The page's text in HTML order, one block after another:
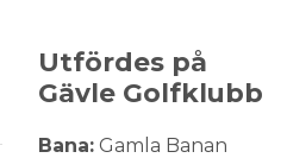
Utfördes på
Gävle Golfklubb
Bana: Gamla Banan